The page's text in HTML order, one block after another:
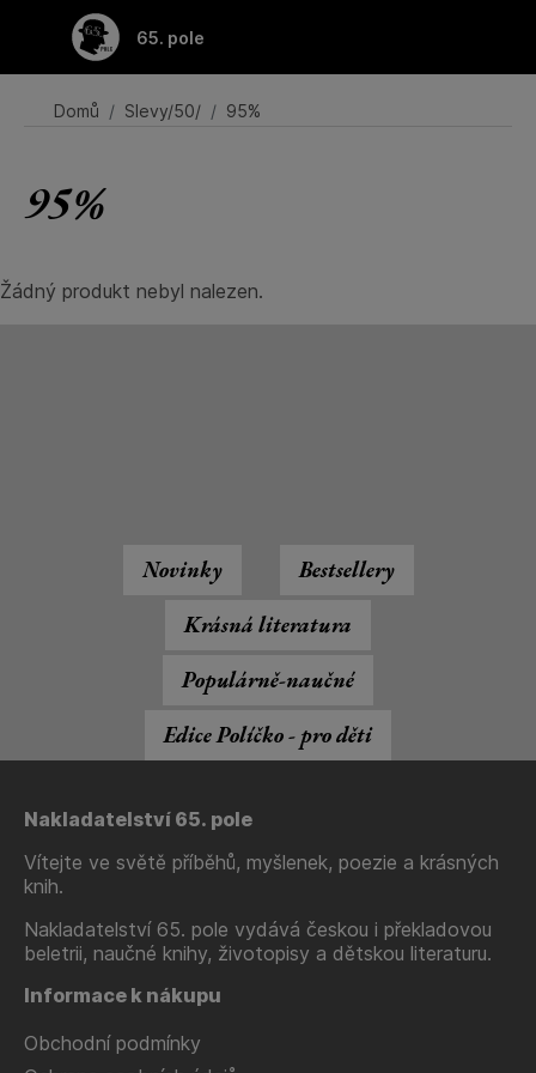
65. pole
Domů Slevy/50/ 95%
95%
Žádný produkt nebyl nalezen.
Novinky
Bestsellery
Krásná literatura
Populárně-naučné
Edice Políčko - pro děti
Nakladatelství 65. pole
Vítejte ve světě příběhů, myšlenek, poezie a krásných
knih.
Nakladatelství 65. pole vydává českou i překladovou
beletrii, naučné knihy, životopisy a dětskou literaturu.
Informace k nákupu
Obchodní podmínky